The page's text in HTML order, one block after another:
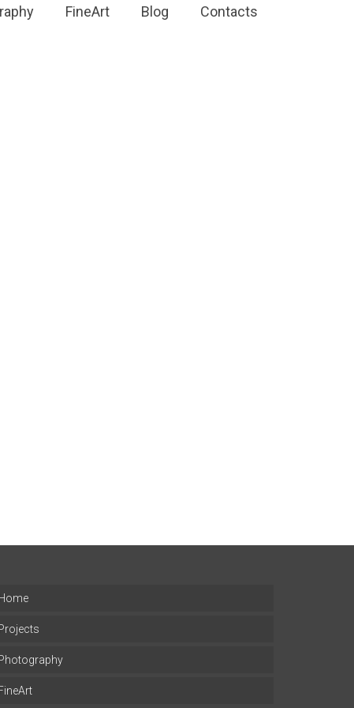
FineArt Blog Contacts